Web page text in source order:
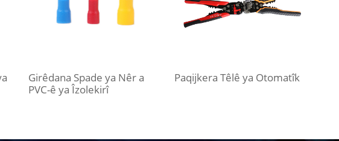
Girêdana Spade ya Nêr a
PVC-ê ya Îzolekirî
Paqijkera Têlê ya Otomatîk